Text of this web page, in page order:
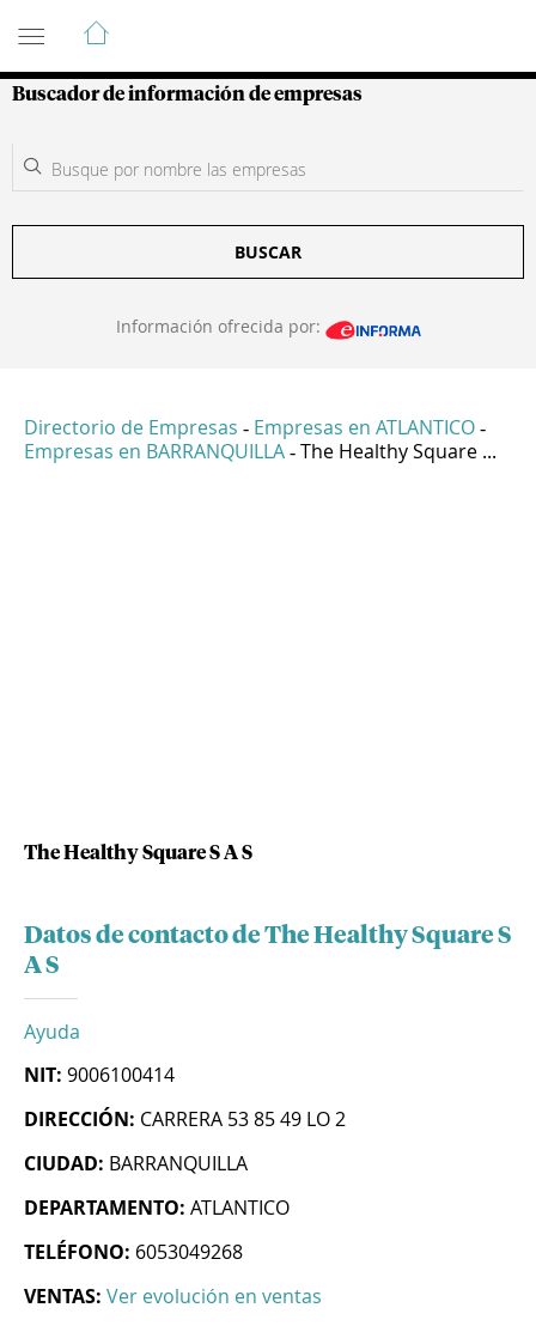
Guía de Empresas Colombianas
Buscador de información de empresas
BUSCAR
Información ofrecida por:
Directorio de Empresas - Empresas en ATLANTICO -
Empresas en BARRANQUILLA - The Healthy Square ...
The Healthy Square S A S
Datos de contacto de The Healthy Square S
A S
Ayuda
NIT: 9006100414
DIRECCIÓN: CARRERA 53 85 49 LO 2
CIUDAD: BARRANQUILLA
DEPARTAMENTO: ATLANTICO
TELÉFONO: 6053049268
VENTAS: Ver evolución en ventas